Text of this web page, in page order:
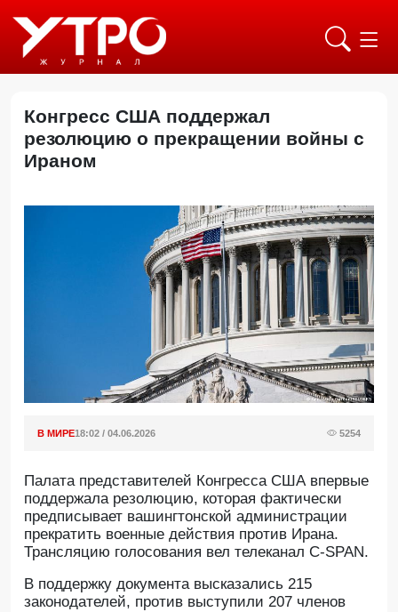
Конгресс США поддержал
резолюцию о прекращении войны с
Ираном
В МИРЕ18:02 / 04.06.2026 5254
Палата представителей Конгресса США впервые
поддержала резолюцию, которая фактически
предписывает вашингтонской администрации
прекратить военные действия против Ирана.
Трансляцию голосования вел телеканал C-SPAN.
В поддержку документа высказались 215
законодателей, против выступили 207 членов